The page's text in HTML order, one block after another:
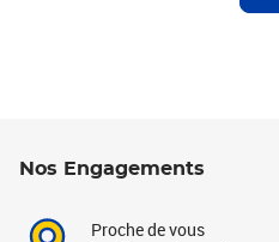
Nos Engagements
Proche de vous